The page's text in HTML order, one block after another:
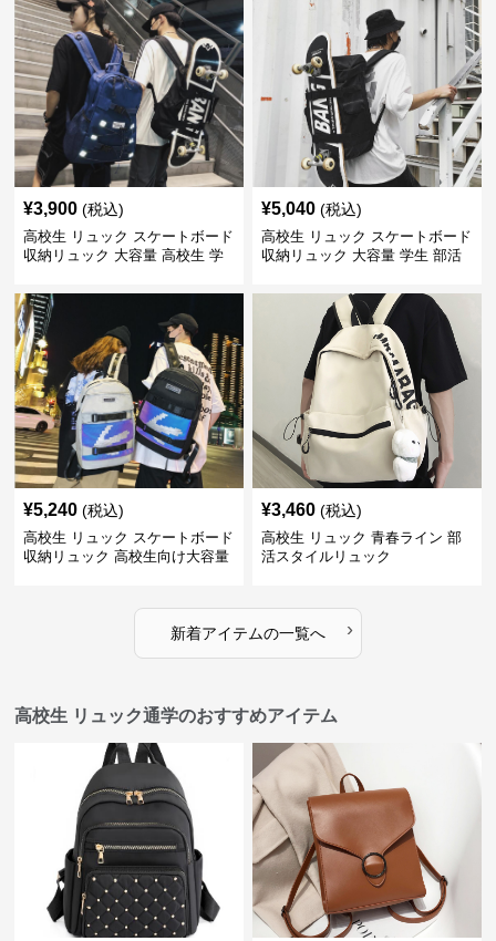
¥3,900 (税込)
高校生 リュック スケートボード
収納リュック 大容量 高校生 学
¥5,040 (税込)
高校生 リュック スケートボード
収納リュック 大容量 学生 部活
¥5,240 (税込)
高校生 リュック スケートボード
収納リュック 高校生向け大容量
¥3,460 (税込)
高校生 リュック 青春ライン 部
活スタイルリュック
新着アイテムの一覧へ ›
高校生 リュック通学のおすすめアイテム